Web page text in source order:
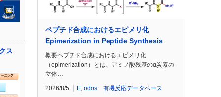
ス
ペプチド合成におけるエピメリ化
Epimerization in Peptide Synthesis
概要ペプチド合成におけるエピメリ化
（epimerization）とは、アミノ酸残基のα炭素の
立体…
2026/8/5 E odos 有機反応データベース